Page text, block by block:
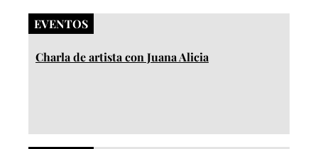
EVENTOS
Charla de artista con Juana Alicia